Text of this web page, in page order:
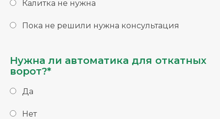
Калитка не нужна
Пока не решили нужна консультация
Нужна ли автоматика для откатных
ворот?*
Да
Нет